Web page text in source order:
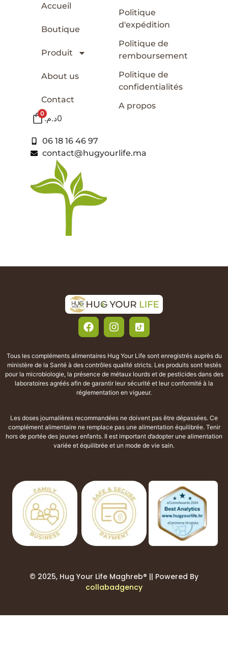
Accueil
Boutique
Produit
About us
Contact
0 0د.م.
Politique
d'expédition
Politique de
remboursement
Politique de
confidentialités
A propos
06 18 16 46 97
contact@hugyourlife.ma
Tous les compléments alimentaires Hug Your Life sont enregistrés auprès du
ministère de la Santé à des contrôles qualité stricts. Les produits sont testés
pour la microbiologie, la présence de métaux lourds et de pesticides dans des
laboratoires agréés afin de garantir leur sécurité et leur conformité à la
réglementation en vigueur.
Les doses journalières recommandées ne doivent pas être dépassées. Ce
complément alimentaire ne remplace pas une alimentation équilibrée. Tenir
hors de portée des jeunes enfants. Il est important d’adopter une alimentation
variée et équilibrée et un mode de vie sain.
© 2025, Hug Your Life Maghreb® || Powered By
collabadgency